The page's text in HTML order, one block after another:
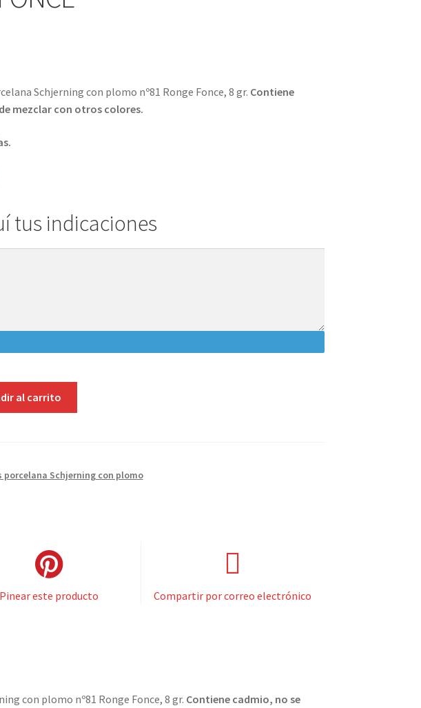
Schjerning con plomo nº81 Ronge Fonce, 8 gr. Contiene
mezclar con otros colores.
tus indicaciones
al carrito
porcelana Schjerning con plomo
Pinear este producto Compartir por correo electrónico
con plomo nº81 Ronge Fonce, 8 gr. Contiene cadmio, no se